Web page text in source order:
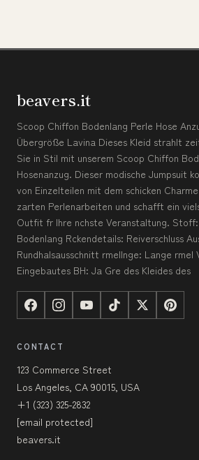
beavers.it
Scoop Chiffon Bodenlang Perle Hose
Übergröße Lavina Dieses Kleid strahlt
Sie in Stil mit unserem Scoop Chiffon
Hosenanzug. Dieser modische Jumpsuit
von Einzelteilen mit dem schicken
zarten Perlenarbeiten und schafft ein
Outfit fr Ihre nchste Veranstaltung.
Bodenlang Rckendetails: Reiverschluss
Rundhalsausschnitt rmellnge: Lange rmel
Eingebautes BH: Ja Gre des Kleides des
CONTACT
123 Commerce Street
Los Angeles, CA 90015, USA
+1 (323) 325-2832
[email protected]
beavers.it